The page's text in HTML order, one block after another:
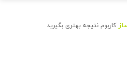
کاربوم نتیجه بهتری بگیرید